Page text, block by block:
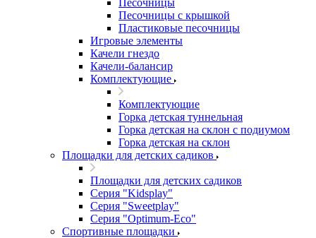
Песочницы
Песочницы с крышкой
Пластиковые песочницы
Игровые элементы
Качели гнездо
Качели-балансир
Комплектующие
Комплектующие
Горка детская туннельная
Горка детская на склон с подиумом
Горка детская на склон
Площадки для детских садиков
Площадки для детских садиков
Серия "Kidsplay"
Серия "Sweetplay"
Серия "Оptimum-Еco"
Спортивные площадки